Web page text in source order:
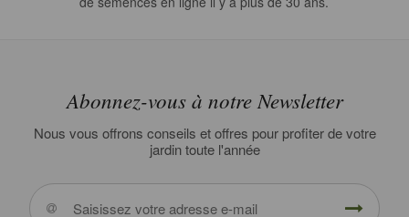
Abonnez-vous à notre Newsletter
Nous vous offrons conseils et offres pour profiter de votre
jardin toute l'année